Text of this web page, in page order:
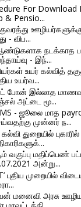
For Download
& Pensio...
- விப...
நடக்காத
- இந்...
உயர் கல்வித்
உயர்வ...
போன் இல்லாத
அட்டை மூ...
- ஜூலை மாத
முன்னர் ந...
துறையில்
வகுப்பு மதிப்பெண்
அன்று...
புதிய முறையில்
மனைவி அரசு